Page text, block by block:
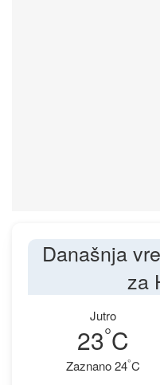
Današnja
za
Jutro
23°C
Zaznano 24°C